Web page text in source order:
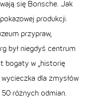
się Bonsche. Jak
produkcji.
przypraw,
był niegdyś centrum
bogaty w „historię
dla zmysłów
różnych odmian.